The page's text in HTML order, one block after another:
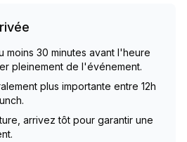
30 minutes avant l'heure
pleinement de l'événement.
plus importante entre 12h
arrivez tôt pour garantir une